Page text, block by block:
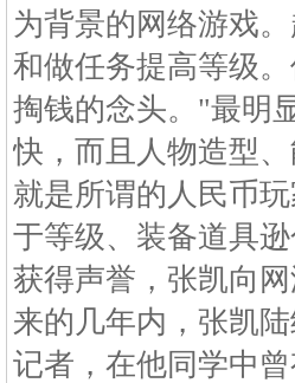
为背景的网络游戏
和做任务提高等级
掏钱的念头。"最明
快，而且人物造型
就是所谓的人民币
于等级、装备道具
获得声誉，张凯向
来的几年内，张凯
记者，在他同学中